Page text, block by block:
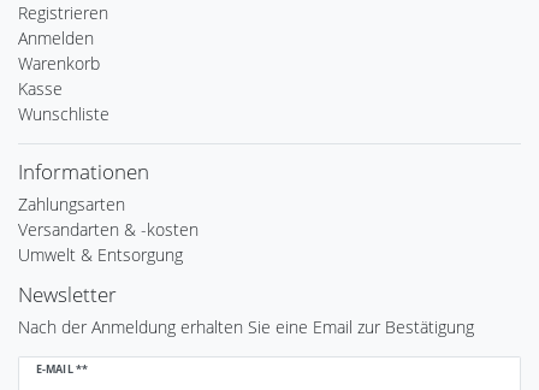
Registrieren
Anmelden
Warenkorb
Kasse
Wunschliste
Informationen
Zahlungsarten
Versandarten & -kosten
Umwelt & Entsorgung
Newsletter
Nach der Anmeldung erhalten Sie eine Email zur Bestätigung
E-MAIL **
Newsletter